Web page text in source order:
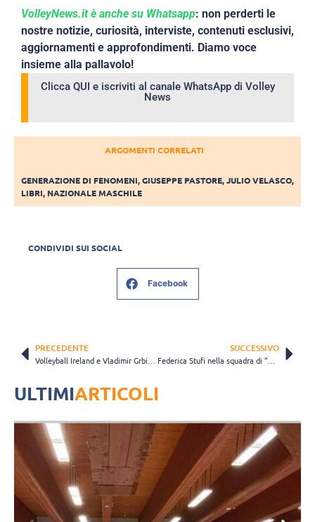
VolleyNews.it è anche su Whatsapp: non perderti le
nostre notizie, curiosità, interviste, contenuti esclusivi,
aggiornamenti e approfondimenti. Diamo voce
insieme alla pallavolo!
Clicca QUI e iscriviti al canale WhatsApp di Volley
News
ARGOMENTI CORRELATI
GENERAZIONE DI FENOMENI,GIUSEPPE PASTORE,JULIO VELASCO,
LIBRI, NAZIONALE MASCHILE
CONDIVIDI SUI SOCIAL
Facebook
PRECEDENTE SUCCESSIVO
Federica Stufi nella squadra di “Atleti al tuo fianco” nella lotta contro il cancro
ULTIMIARTICOLI